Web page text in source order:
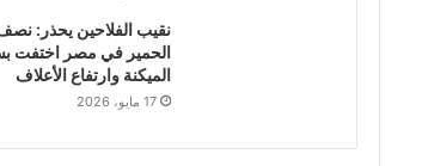
نقيب الفلاحين يحذر:
الحمير في مصر اختفت
الميكنة وارتفاع الأعلاف
17 مايو، 2026